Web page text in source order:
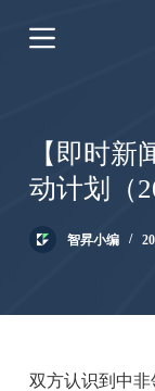
跳
过
【即时
动计划（
智昇小编
双方认识到中